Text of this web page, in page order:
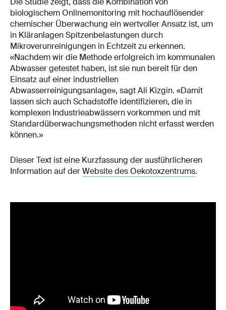
biologischem Onlinemonitoring mit hochauflösender
chemischer Überwachung ein wertvoller Ansatz ist, um
in Kläranlagen Spitzenbelastungen durch
Mikroverunreinigungen in Echtzeit zu erkennen.
«Nachdem wir die Methode erfolgreich im kommunalen
Abwasser getestet haben, ist sie nun bereit für den
Einsatz auf einer industriellen
Abwasserreinigungsanlage», sagt Ali Kizgin. «Damit
lassen sich auch Schadstoffe identifizieren, die in
komplexen Industrieabwässern vorkommen und mit
Standardüberwachungsmethoden nicht erfasst werden
können.»
Dieser Text ist eine Kurzfassung der ausführlicheren
Information auf derWebsite des Oekotoxzentrums.